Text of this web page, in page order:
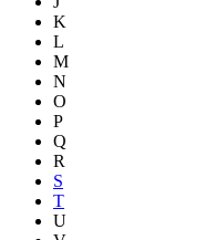
K
L
M
N
O
P
Q
R
S
T
U